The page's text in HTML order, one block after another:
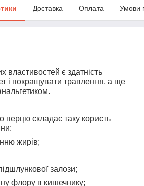
Доставка Оплата Умови
властивостей є здатність
і покращувати травлення, а ще
перцю складає таку користь
жирів;
залози;
флору в кишечнику;